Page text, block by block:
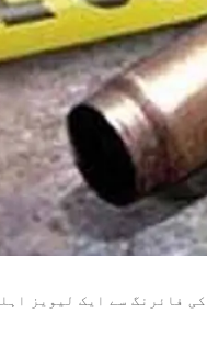
فائرنگ سے ایک لیویز